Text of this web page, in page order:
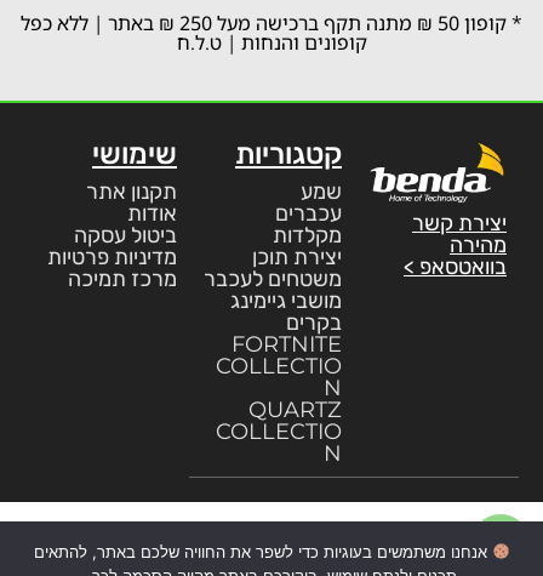
* קופון 50 ₪ מתנה תקף ברכישה מעל 250 ₪ באתר | ללא כפל
קופונים והנחות | ט.ל.ח
יצירת קשר
מהירה
בוואטסאפ >
קטגוריות
שמע
עכברים
מקלדות
יצירת תוכן
משטחים לעכבר
מושבי גיימינג
בקרים
FORTNITE
COLLECTIO
N
QUARTZ
COLLECTIO
N
שימושי
תקנון אתר
אודות
ביטול עסקה
מדיניות פרטיות
מרכז תמיכה
אנחנו משתמשים בעוגיות כדי לשפר את החוויה שלכם באתר, להתאים